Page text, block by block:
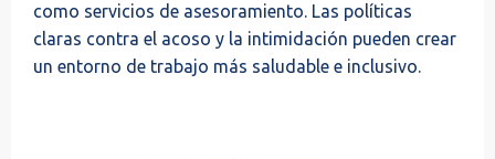
como servicios de asesoramiento. Las políticas
claras contra el acoso y la intimidación pueden crear
un entorno de trabajo más saludable e inclusivo.